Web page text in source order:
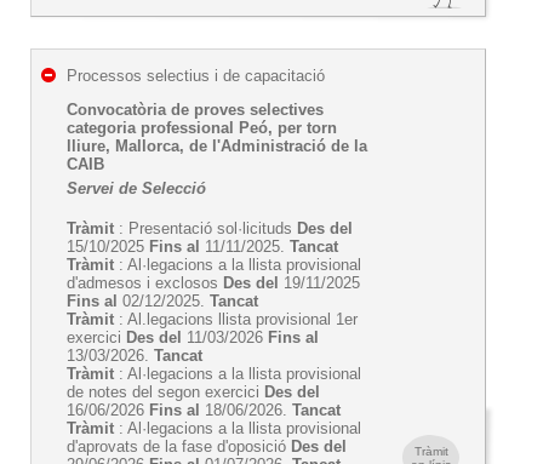
Tràmit
Processos selectius i de capacitació
Convocatòria de proves selectives
categoria professional Peó, per torn
lliure, Mallorca, de l'Administració de la
CAIB
Servei de Selecció
Tràmit : Presentació sol·licituds Des del
15/10/2025 Fins al 11/11/2025. Tancat
Tràmit : Al·legacions a la llista provisional
d'admesos i exclosos Des del 19/11/2025
Fins al 02/12/2025. Tancat
Tràmit : Al.legacions llista provisional 1er
exercici Des del 11/03/2026 Fins al
13/03/2026. Tancat
Tràmit : Al·legacions a la llista provisional
de notes del segon exercici Des del
16/06/2026 Fins al 18/06/2026. Tancat
Tràmit : Al·legacions a la llista provisional
d'aprovats de la fase d'oposició Des del